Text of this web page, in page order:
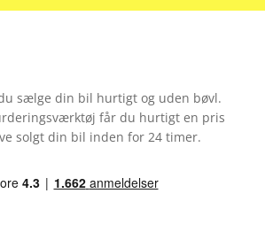
sælge din bil hurtigt og uden bøvl.
får du hurtigt en pris
solgt din bil inden for 24 timer.